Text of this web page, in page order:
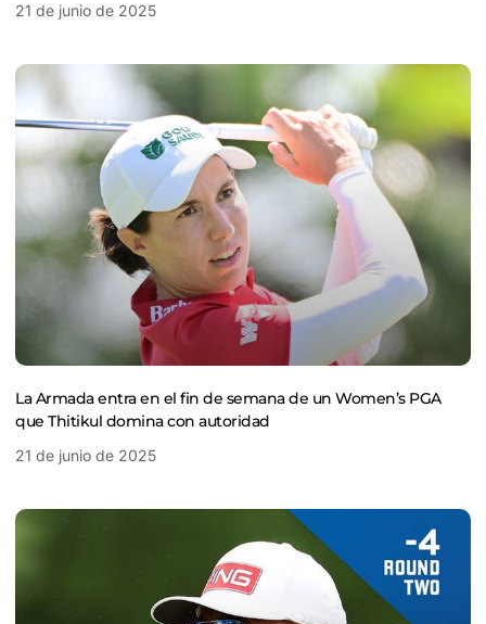
21 de junio de 2025
La Armada entra en el fin de semana de un Women’s PGA
que Thitikul domina con autoridad
21 de junio de 2025